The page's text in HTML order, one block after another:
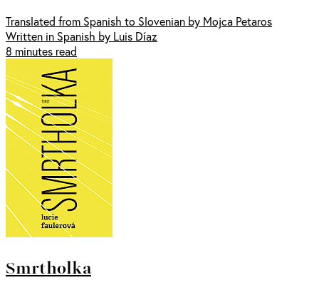
Translated from Spanish to Slovenian by Mojca Petaros
Written in Spanish by Luis Díaz
8 minutes read
Smrtholka